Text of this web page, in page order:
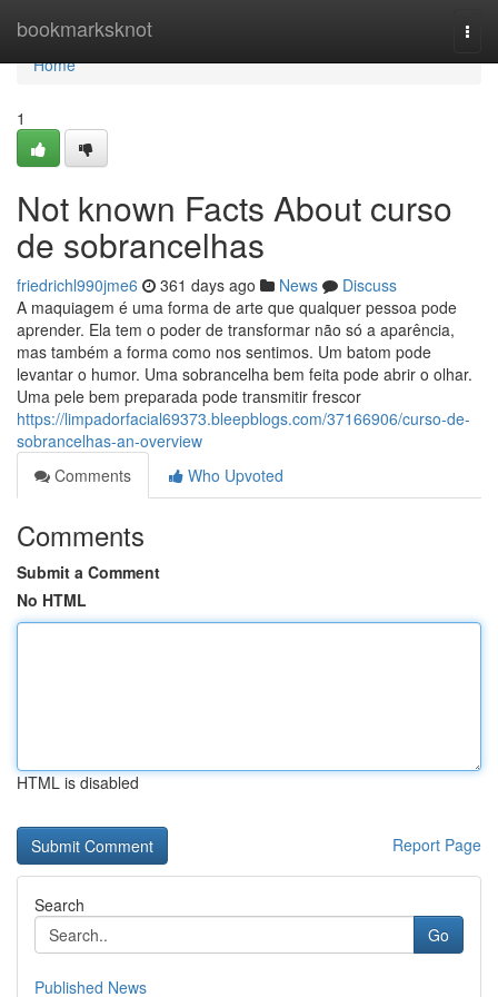
bookmarksknot
Home
Home
1
Not known Facts About curso
de sobrancelhas
friedrichl990jme6 361 days ago News
Discuss
A maquiagem é uma forma de arte que qualquer pessoa pode
aprender. Ela tem o poder de transformar não só a aparência,
mas também a forma como nos sentimos. Um batom pode
levantar o humor. Uma sobrancelha bem feita pode abrir o olhar.
Uma pele bem preparada pode transmitir frescor
https://limpadorfacial69373.bleepblogs.com/37166906/curso-de-
sobrancelhas-an-overview
Comments
Who Upvoted
Comments
Submit a Comment
No HTML
HTML is disabled
Report Page
Search
Go
Published News